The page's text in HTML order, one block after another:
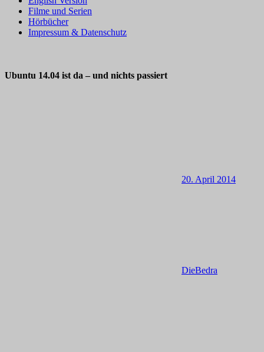
Filme und Serien
Hörbücher
Impressum & Datenschutz
Ubuntu 14.04 ist da – und nichts passiert
20. April 2014
DieBedra